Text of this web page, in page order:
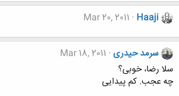
Haaji
Mar 20, 2011
سرمد حیدری Mar 18, 2011
سلا رضا، خوبی؟
چه عجب. کم پیدایی